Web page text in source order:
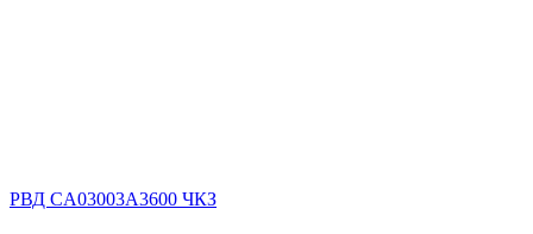
РВД CA03003A3600 ЧКЗ